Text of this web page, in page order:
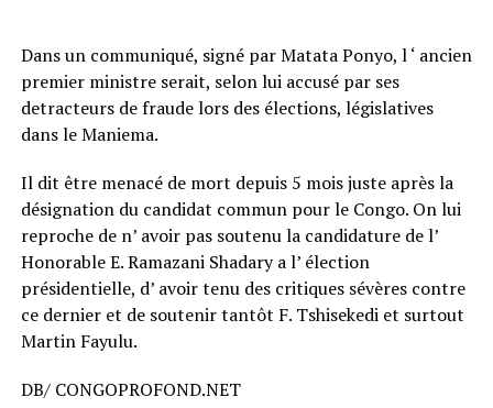
Dans un communiqué, signé par Matata Ponyo, l ‘ ancien
premier ministre serait, selon lui accusé par ses
detracteurs de fraude lors des élections, législatives
dans le Maniema.
Il dit être menacé de mort depuis 5 mois juste après la
désignation du candidat commun pour le Congo. On lui
reproche de n’ avoir pas soutenu la candidature de l’
Honorable E. Ramazani Shadary a l’ élection
présidentielle, d’ avoir tenu des critiques sévères contre
ce dernier et de soutenir tantôt F. Tshisekedi et surtout
Martin Fayulu.
DB/ CONGOPROFOND.NET